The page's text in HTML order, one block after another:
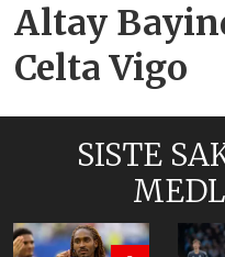
Altay
Celta Vigo
SISTE